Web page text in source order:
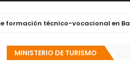
técnico-vocacional en Barahona
MINISTERIO DE TURISMO